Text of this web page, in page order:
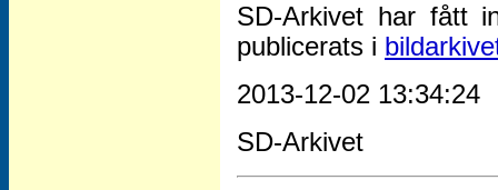
SD-Arkivet har fått
publicerats i
2013-12-02 13:34:24
SD-Arkivet